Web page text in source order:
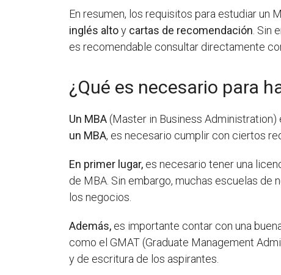
En resumen, los requisitos para estudiar un
inglés altoy cartas de recomendación .
es recomendable consultar directamente
¿Qué es necesario para
Un MBA (Master in Business
un MBA, es necesario cumplir con ciertos
En primer lugar, es necesario tener una
de MBA. Sin embargo, muchas escuelas
los negocios.
Además, es importante contar con una
como el GMAT (Graduate Management
y de escritura de los aspirantes.